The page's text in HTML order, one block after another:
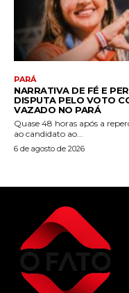
PARÁ
NARRATIVA DE FÉ E
DISPUTA PELO VOTO
VAZADO NO PARÁ
Quase 48 horas após a
ao candidato ao...
6 de agosto de 2026